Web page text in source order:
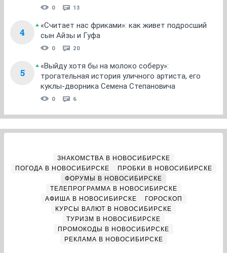
0 13
4
«Считает нас фриками»: как живет подросший
сын Айзы и Гуфа
0 20
5
«Выйду хотя бы на молоко соберу»:
трогательная история уличного артиста, его
куклы-дворника Семена Степановича
0 6
ЗНАКОМСТВА В НОВОСИБИРСКЕ
ПОГОДА В НОВОСИБИРСКЕ
ПРОБКИ В НОВОСИБИРСКЕ
ФОРУМЫ В НОВОСИБИРСКЕ
ТЕЛЕПРОГРАММА В НОВОСИБИРСКЕ
АФИША В НОВОСИБИРСКЕ
ГОРОСКОП
КУРСЫ ВАЛЮТ В НОВОСИБИРСКЕ
ТУРИЗМ В НОВОСИБИРСКЕ
ПРОМОКОДЫ В НОВОСИБИРСКЕ
РЕКЛАМА В НОВОСИБИРСКЕ